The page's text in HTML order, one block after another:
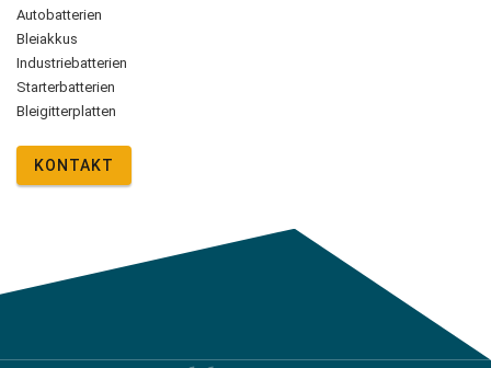
Autobatterien
Bleiakkus
Industriebatterien
Starterbatterien
Bleigitterplatten
KONTAKT